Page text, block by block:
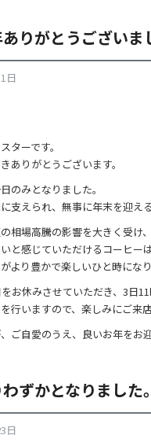
りがとうございま
日
Li
n
eターです。
ありがとうございます。
のみとなりました。
支えられ、無事に年末を迎え
相場高騰の影響を大きく受け
と感じていただけるコーヒ
より豊かで楽しいひと時にな
お休みさせていただき、3日11
行いますので、楽しみにご来
ご自愛のうえ、良いお年をお
ずかとなりました。
日